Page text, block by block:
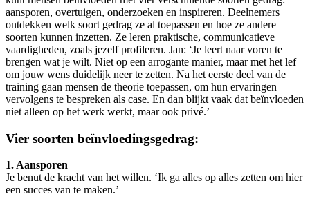
aansporen, overtuigen, onderzoeken en inspireren. Deelnemers
ontdekken welk soort gedrag ze al toepassen en hoe ze andere
soorten kunnen inzetten. Ze leren praktische, communicatieve
vaardigheden, zoals jezelf profileren. Jan: ‘Je leert naar voren te
brengen wat je wilt. Niet op een arrogante manier, maar met het lef
om jouw wens duidelijk neer te zetten. Na het eerste deel van de
training gaan mensen de theorie toepassen, om hun ervaringen
vervolgens te bespreken als case. En dan blijkt vaak dat beïnvloeden
niet alleen op het werk werkt, maar ook privé.’
Vier soorten beïnvloedingsgedrag:
1. Aansporen
Je benut de kracht van het willen. ‘Ik ga alles op alles zetten om hier
een succes van te maken.’